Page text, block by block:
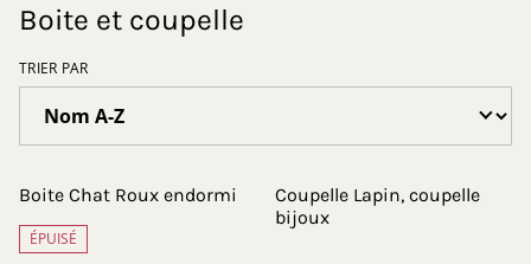
Boite et coupelle
TRIER PAR
Boite Chat Roux endormi
ÉPUISÉ
Coupelle Lapin, coupelle
bijoux